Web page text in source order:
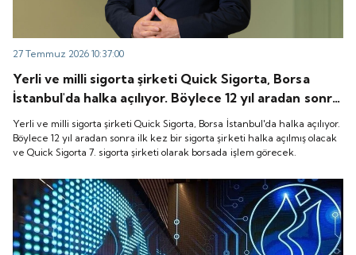
27 Temmuz 2026 10:37:00
Yerli ve milli sigorta şirketi Quick Sigorta, Borsa
İstanbul'da halka açılıyor. Böylece 12 yıl aradan sonra
ilk kez bir sigorta şirketi halka açılmış olacak ve
Quick Sigorta 7. sigorta şirketi olarak borsada işlem
görecek.
Yerli ve milli sigorta şirketi Quick Sigorta, Borsa İstanbul'da halka açılıyor.
Böylece 12 yıl aradan sonra ilk kez bir sigorta şirketi halka açılmış olacak
ve Quick Sigorta 7. sigorta şirketi olarak borsada işlem görecek.